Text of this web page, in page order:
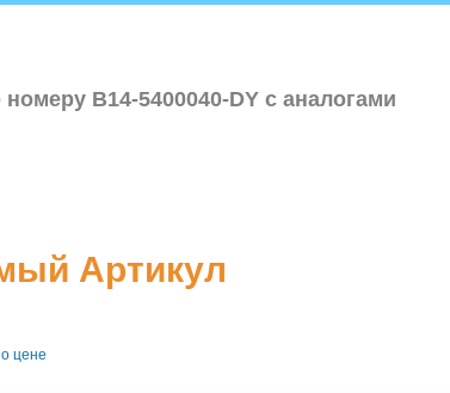
B14-5400040-DY с аналогами
Артикул
цене